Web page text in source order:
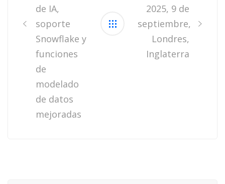
de IA,
soporte
Snowflake y
funciones
de
modelado
de datos
mejoradas
2025, 9 de
septiembre,
Londres,
Inglaterra